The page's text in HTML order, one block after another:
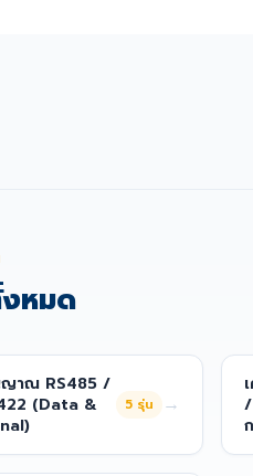
หมด
าณ RS485 /
(Data &
5 รุ่น →
/